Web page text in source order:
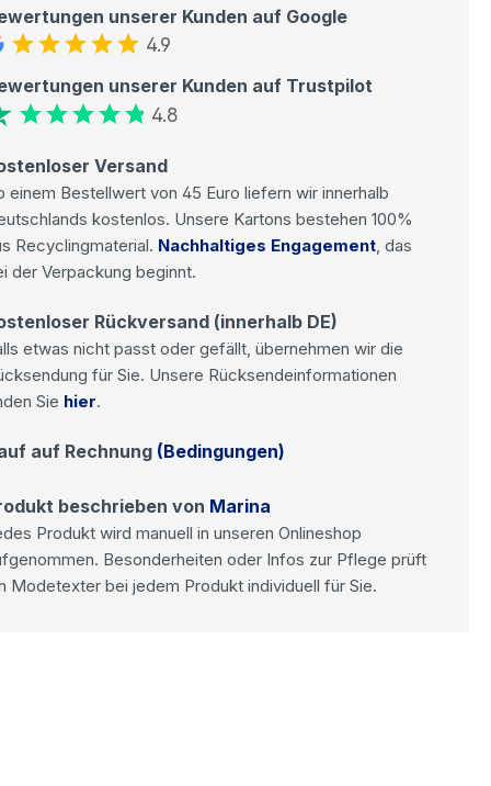
unserer Kunden auf Google
4.9
unserer Kunden auf Trustpilot
4.8
Versand
einem Bestellwert von 45 Euro liefern wir innerhalb
kostenlos. Unsere Kartons bestehen 100%
Recyclingmaterial. Nachhaltiges Engagement, das
der Verpackung beginnt.
Rückversand (innerhalb DE)
etwas nicht passt oder gefällt, übernehmen wir die
für Sie. Unsere Rücksendeinformationen
Sie hier.
auf Rechnung (Bedingungen)
beschrieben von Marina
Produkt wird manuell in unseren Onlineshop
Besonderheiten oder Infos zur Pflege prüft
Modetexter bei jedem Produkt individuell für Sie.